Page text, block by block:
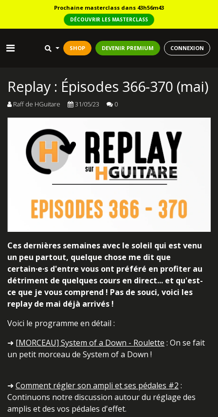
Prochaine masterclass dans 43h56m42
DÉCOUVRIR LES MASTERCLASS
SHOP DEVENIR PREMIUM CONNEXION
Replay : Épisodes 366-370 (mai)
Raff de HGuitare 31/05/23 0
Ces dernières semaines avec le soleil qui est venu
un peu partout, quelque chose me dit que
certain·e·s d'entre vous ont préféré en profiter au
détriment de quelques cours en direct... et qu'est-
ce que je vous comprend ! Pas de souci, voici les
replay de mai déjà arrivés !
Voici le programme en détail :
➜ [MORCEAU] System of a Down - Roulette : On se fait
un petit morceau de System of a Down !
➜ Comment régler son ampli et ses pédales #2 :
Continuons notre discussion autour du réglage des
amplis et des vos pédales d'effet.